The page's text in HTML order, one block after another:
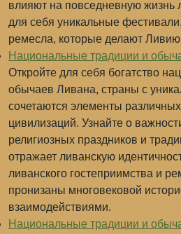
влияют на повседневную жизнь
для себя уникальные
ремесла, которые делают
Национальные традиции и
Откройте для себя богатство
обычаев Ливана, страны с
сочетаются элементы
цивилизаций. Узнайте о
религиозных праздников и
отражает ливанскую
ливанского гостеприимства и
пронизаны многовековой
взаимодействиями.
Национальные традиции и